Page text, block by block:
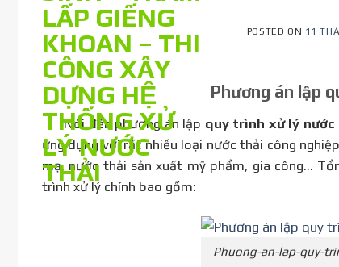
POSTED ON 11
Phương án lập
Nói đến phương án lập quy trình xử lý
ứng dụng với rất nhiều loại nước thải công
mạ, nước thải sản xuất mỹ phẩm, gia công…
trình xử lý chính bao gồm:
Phuong-an-lap-quy-